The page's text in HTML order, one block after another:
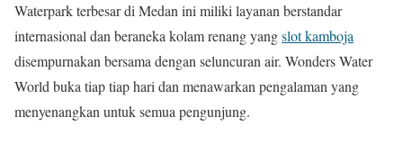
Waterpark terbesar di Medan ini miliki layanan berstandar
internasional dan beraneka kolam renang yangslot kamboja
disempurnakan bersama dengan seluncuran air. Wonders Water
World buka tiap tiap hari dan menawarkan pengalaman yang
menyenangkan untuk semua pengunjung.